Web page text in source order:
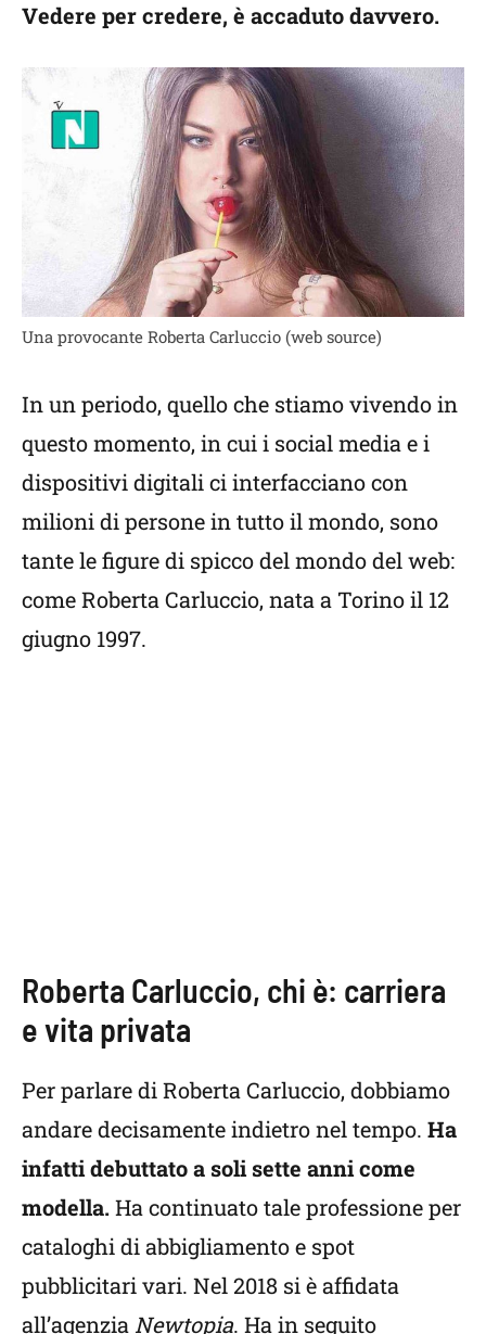
Vedere per credere, è accaduto davvero.
Una provocante Roberta Carluccio (web source)
In un periodo, quello che stiamo vivendo in
questo momento, in cui i social media e i
dispositivi digitali ci interfacciano con
milioni di persone in tutto il mondo, sono
tante le figure di spicco del mondo del web:
come Roberta Carluccio, nata a Torino il 12
giugno 1997.
Roberta Carluccio, chi è: carriera
e vita privata
Per parlare di Roberta Carluccio, dobbiamo
andare decisamente indietro nel tempo. Ha
infatti debuttato a soli sette anni come
modella.Ha continuato tale professione per
cataloghi di abbigliamento e spot
pubblicitari vari. Nel 2018 si è affidata
all’agenzia Newtopia. Ha in seguito